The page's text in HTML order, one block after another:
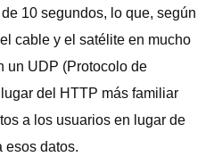
10 segundos, lo que, según
cable y el satélite en mucho
un UDP (Protocolo de
del HTTP más familiar
a los usuarios en lugar de
esos datos.